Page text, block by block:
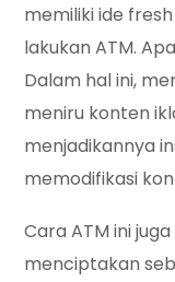
memiliki ide
lakukan ATM.
Dalam hal ini,
meniru konten
menjadikannya
memodifikasi
Cara ATM ini
menciptakan